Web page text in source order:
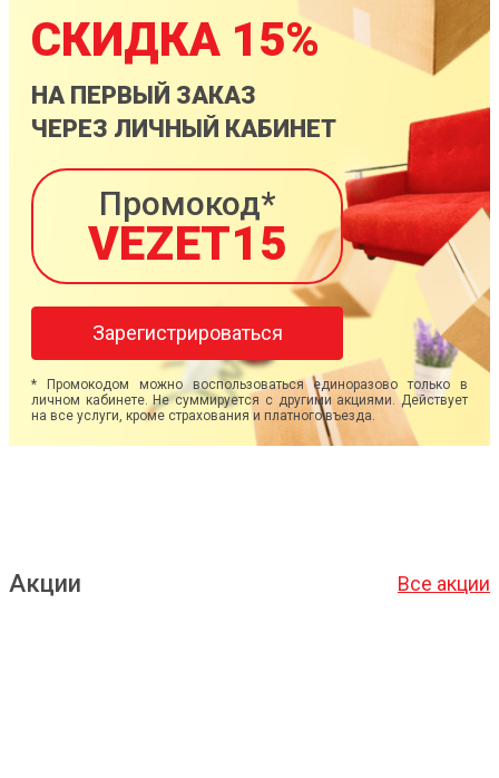
СКИДКА 15%
НА ПЕРВЫЙ ЗАКАЗ
ЧЕРЕЗ ЛИЧНЫЙ КАБИНЕТ
Промокод*
VEZET15
Зарегистрироваться
* Промокодом можно воспользоваться единоразово только в
личном кабинете. Не суммируется с другими акциями. Действует
на все услуги, кроме страхования и платного въезда.
Акции Все акции